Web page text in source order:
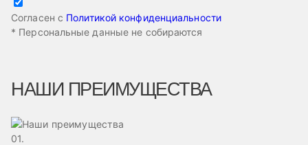
Согласен с Политикой конфиденциальности
* Персональные данные не собираются
НАШИ ПРЕИМУЩЕСТВА
01.